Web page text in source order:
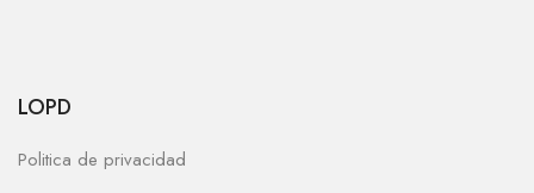
LOPD
Politica de privacidad